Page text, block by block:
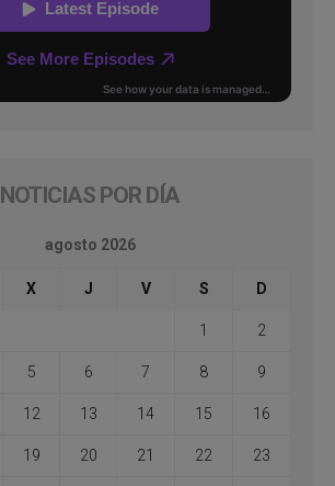
NOTICIAS POR DÍA
agosto 2026
X J V S D
1 2
5 6 7 8 9
12 13 14 15 16
19 20 21 22 23